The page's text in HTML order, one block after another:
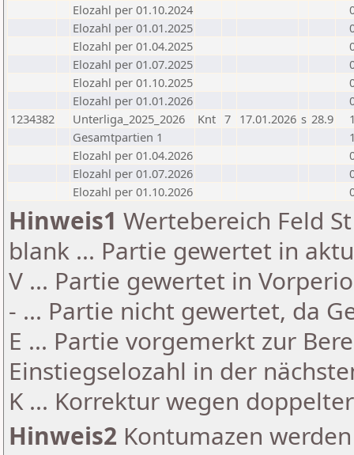
Elozahl per 01.10.2024
Elozahl per 01.01.2025
Elozahl per 01.04.2025
Elozahl per 01.07.2025
Elozahl per 01.10.2025
Elozahl per 01.01.2026
1234382
Unterliga_2025_2026 Knt 7 17.01.2026 s 28.9
Gesamtpartien 1
Elozahl per 01.04.2026
Elozahl per 01.07.2026
Elozahl per 01.10.2026
Hinweis1 Wertebereich Feld
blank ... Partie gewertet in
V ... Partie gewertet in
- ... Partie nicht gewertet, da
E ... Partie vorgemerkt zur
Einstiegselozahl in der
K ... Korrektur wegen
Hinweis2 Kontumazen